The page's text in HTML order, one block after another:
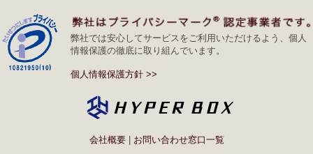
弊社では安心してサービスをご利用いただけるよう、個人
情報保護の徹底に取り組んでいます。
個人情報保護方針 >>
会社概要| お問い合わせ窓口一覧